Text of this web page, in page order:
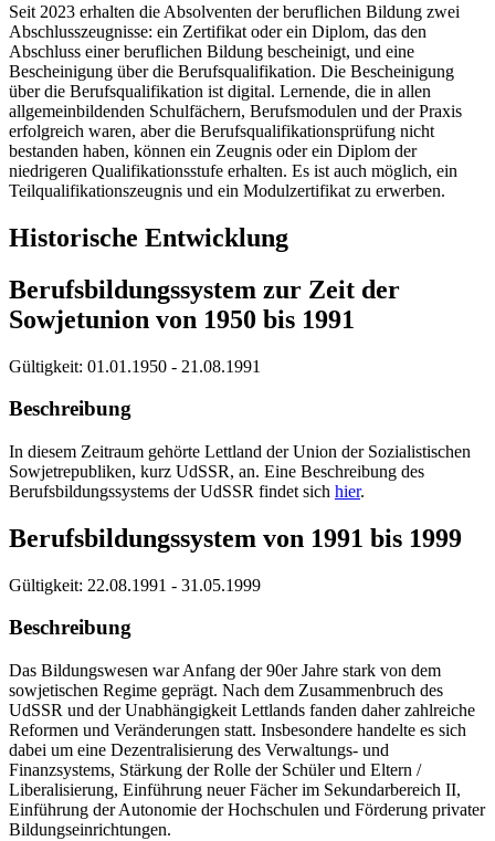
Seit 2023 erhalten die Absolventen der beruflichen Bildung zwei
Abschlusszeugnisse: ein Zertifikat oder ein Diplom, das den
Abschluss einer beruflichen Bildung bescheinigt, und eine
Bescheinigung über die Berufsqualifikation. Die Bescheinigung
über die Berufsqualifikation ist digital. Lernende, die in allen
allgemeinbildenden Schulfächern, Berufsmodulen und der Praxis
erfolgreich waren, aber die Berufsqualifikationsprüfung nicht
bestanden haben, können ein Zeugnis oder ein Diplom der
niedrigeren Qualifikationsstufe erhalten. Es ist auch möglich, ein
Teilqualifikationszeugnis und ein Modulzertifikat zu erwerben.
Historische Entwicklung
Berufsbildungssystem zur Zeit der
Sowjetunion von 1950 bis 1991
Gültigkeit: 01.01.1950 - 21.08.1991
Beschreibung
In diesem Zeitraum gehörte Lettland der Union der Sozialistischen
Sowjetrepubliken, kurz UdSSR, an. Eine Beschreibung des
Berufsbildungssystems der UdSSR findet sich hier.
Berufsbildungssystem von 1991 bis 1999
Gültigkeit: 22.08.1991 - 31.05.1999
Beschreibung
Das Bildungswesen war Anfang der 90er Jahre stark von dem
sowjetischen Regime geprägt. Nach dem Zusammenbruch des
UdSSR und der Unabhängigkeit Lettlands fanden daher zahlreiche
Reformen und Veränderungen statt. Insbesondere handelte es sich
dabei um eine Dezentralisierung des Verwaltungs- und
Finanzsystems, Stärkung der Rolle der Schüler und Eltern /
Liberalisierung, Einführung neuer Fächer im Sekundarbereich II,
Einführung der Autonomie der Hochschulen und Förderung privater
Bildungseinrichtungen.